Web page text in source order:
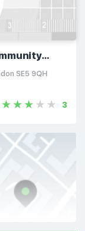
SE5 9QH
3